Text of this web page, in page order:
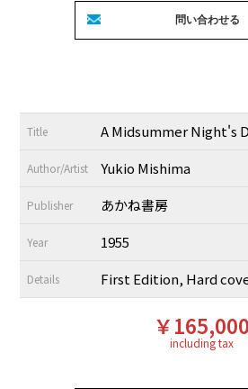
Title A Midsummer Night's
Author/Artist Yukio Mishima
Publisher あかね書房
Year 1955
Details First Edition, Hard
￥165,000
including tax